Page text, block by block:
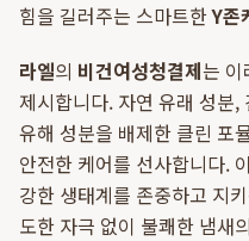
힘을 길러주는 스마트한Y존
라엘의 비건여성청결제는 이
제시합니다. 자연 유래 성분,
유해 성분을 배제한 클린 포
안전한 케어를 선사합니다.
강한 생태계를 존중하고 지
도한 자극 없이 불쾌한 냄새